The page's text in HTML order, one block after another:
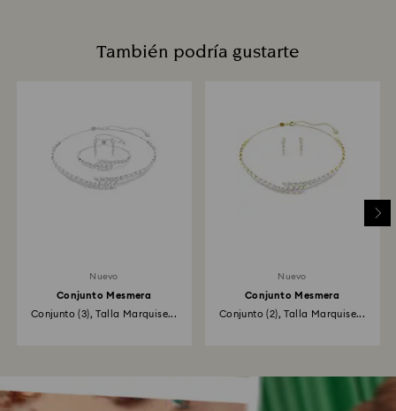
También podría gustarte
Nuevo
Conjunto Mesmera
Conjunto (3), Talla Marquise...
Nuevo
Conjunto Mesmera
Conjunto (2), Talla Marquise...